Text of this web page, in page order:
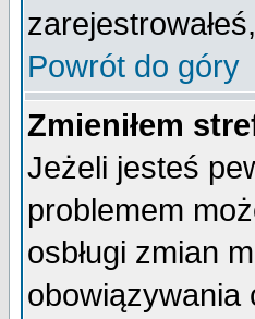
Powrót do góry
Zmieniłem
Jeżeli jesteś
problemem
osbługi zmian
obowiązywania